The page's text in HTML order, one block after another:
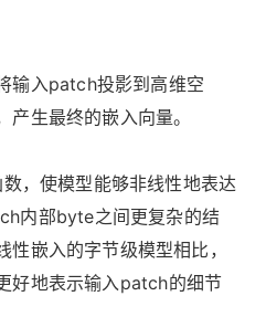
输入patch投影到高维空
生最终的嵌入向量。
，使模型能够非线性地表达
内部byte之间更复杂的结
嵌入的字节级模型相比，
好地表示输入patch的细节